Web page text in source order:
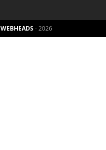
WEBHEADS- 2026